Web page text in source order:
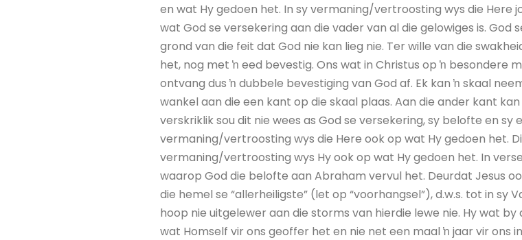
en wat Hy gedoen het. In sy vermaning/vertroosting wys die Here
wat God se versekering aan die vader van al die gelowiges is.
grond van die feit dat God nie kan lieg nie. Ter wille van die
het, nog met ŉ eed bevestig. Ons wat in Christus op ŉ besondere
ontvang dus ŉ dubbele bevestiging van God af. Ek kan ŉ skaal
wankel aan die een kant op die skaal plaas. Aan die ander kant
verskriklik sou dit nie wees as God se versekering, sy belofte en sy
vermaning/vertroosting wys die Here ook op wat Hy gedoen het.
vermaning/vertroosting wys Hy ook op wat Hy gedoen het. In
waarop God die belofte aan Abraham vervul het. Deurdat Jesus
die hemel se “allerheiligste” (let op “voorhangsel”), d.w.s. tot in sy
hoop nie uitgelewer aan die storms van hierdie lewe nie. Hy wat by
wat Homself vir ons geoffer het en nie net een maal ŉ jaar vir ons